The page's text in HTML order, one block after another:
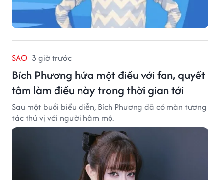
SAO 3 giờ trước
Bích Phương hứa một điều với fan, quyết
tâm làm điều này trong thời gian tới
Sau một buổi biểu diễn, Bích Phương đã có màn tương
tác thú vị với người hâm mộ.